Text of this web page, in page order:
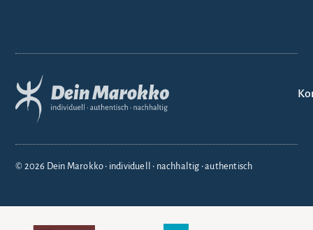
© 2026 Dein Marokko • individuell • nachhaltig • authentisch